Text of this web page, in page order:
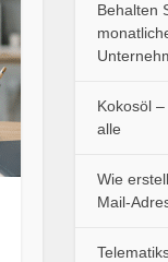
Behalten
Kokosöl
alle
Wie
Mail-